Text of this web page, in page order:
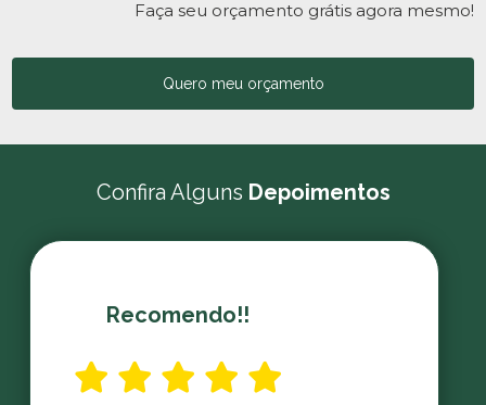
Faça seu orçamento grátis agora mesmo!
Quero meu orçamento
Confira Alguns Depoimentos
Recomendo!!